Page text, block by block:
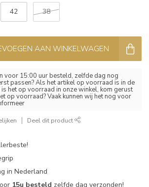
42 38
AAN WINKELWAGEN
voor 15:00 uur besteld, zelfde dag nog
passen? Als het artikel op voorraad is in de
het op voorraad in onze winkel, kom gerust
op voorraad? Vaak kunnen wij het nog voor
Deel dit product
in Nederland
15u besteld zelfde dag verzonden!